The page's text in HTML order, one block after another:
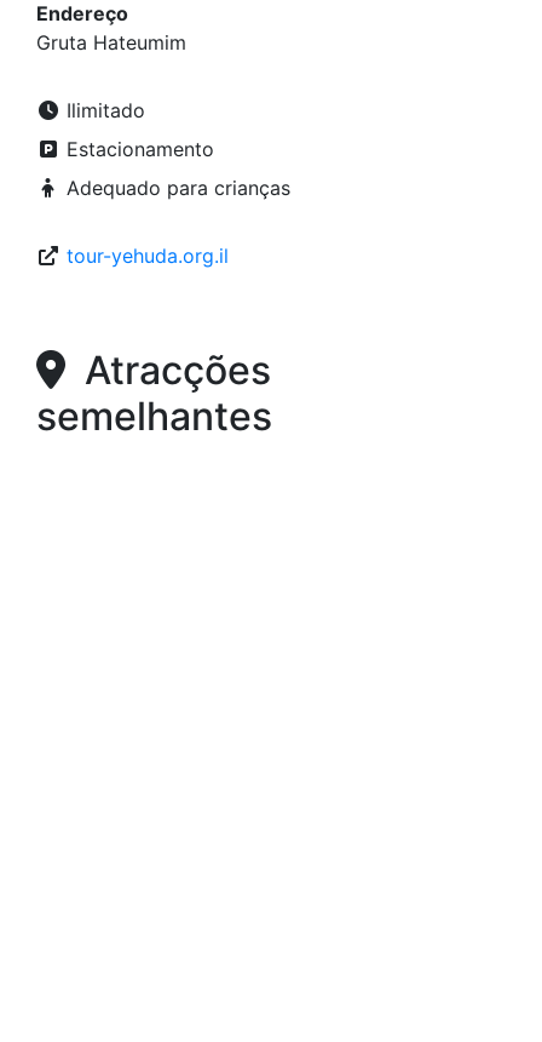
Endereço
Gruta Hateumim
Ilimitado
Estacionamento
Adequado para crianças
tour-yehuda.org.il
Atracções
semelhantes